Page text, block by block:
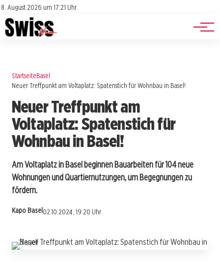
8. August 2026 um 17:21 Uhr
Impressum
Datenschutz
Jobs
Events
StartseiteBasel
Neuer Treffpunkt am Voltaplatz: Spatenstich für Wohnbau in Basel!
Neuer Treffpunkt am
Voltaplatz: Spatenstich für
Wohnbau in Basel!
Am Voltaplatz in Basel beginnen Bauarbeiten für 104 neue
Wohnungen und Quartiernutzungen, um Begegnungen zu
fördern.
Kapo Basel 02.10.2024, 19:20 Uhr